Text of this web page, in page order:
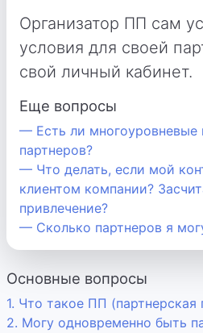
Организатор ПП сам
условия для своей
свой личный кабинет.
Еще вопросы
— Есть ли многоуровневые
партнеров?
— Что делать, если мой
клиентом компании?
привлечение?
— Сколько партнеров я
Основные вопросы
1. Что такое ПП (партнерская
2. Могу одновременно быть